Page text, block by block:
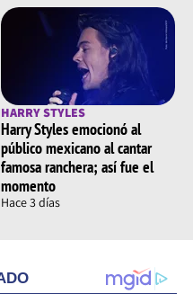
HARRY STYLES
Harry Styles emocionó al
público mexicano al cantar
famosa ranchera; así fue el
momento
Hace 3 días